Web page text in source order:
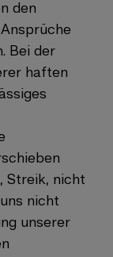
den
Bei der
haften
Streik, nicht
nicht
unserer